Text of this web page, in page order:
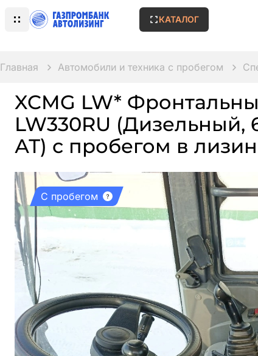
КАТАЛОГ
Главная Автомобили и техника с пробегом
XCMG LW*
LW330RU (Дизельный,
АТ) с пробегом в
С пробегом